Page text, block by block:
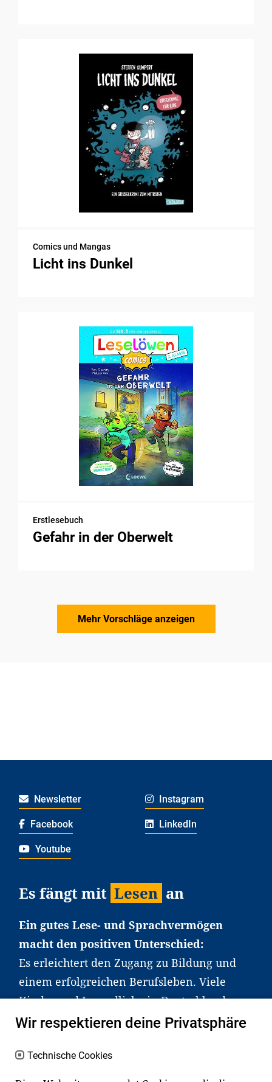
Comics und Mangas
Licht ins Dunkel
Erstlesebuch
Gefahr in der Oberwelt
Mehr Vorschläge anzeigen
Newsletter Instagram
Facebook LinkedIn
Youtube
Es fängt mit Lesen an
Ein gutes Lese- und Sprachvermögen
macht den positiven Unterschied:
Es erleichtert den Zugang zu Bildung und
einem erfolgreichen Berufsleben. Viele
Kinder und Jugendliche in Deutschland
haben aber große Schwierigkeiten dabei.
an Familien sowie an Erzieher*innen,
Lehrer*innen und andere
Wir respektieren deine Privatsphäre
Technische Cookies